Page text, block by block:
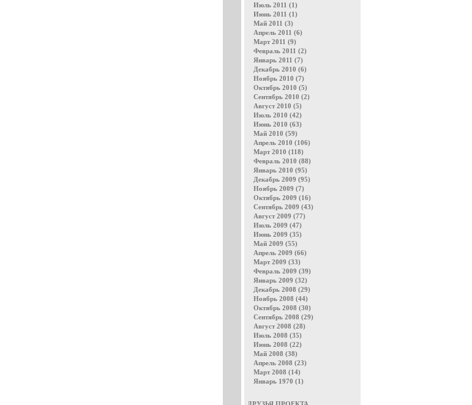
Июль 2011 (1)
Июнь 2011 (1)
Май 2011 (3)
Апрель 2011 (6)
Март 2011 (9)
Февраль 2011 (2)
Январь 2011 (7)
Декабрь 2010 (6)
Ноябрь 2010 (7)
Октябрь 2010 (5)
Сентябрь 2010 (2)
Август 2010 (5)
Июль 2010 (42)
Июнь 2010 (63)
Май 2010 (59)
Апрель 2010 (106)
Март 2010 (118)
Февраль 2010 (88)
Январь 2010 (95)
Декабрь 2009 (95)
Ноябрь 2009 (7)
Октябрь 2009 (16)
Сентябрь 2009 (43)
Август 2009 (77)
Июль 2009 (47)
Июнь 2009 (35)
Май 2009 (55)
Апрель 2009 (66)
Март 2009 (33)
Февраль 2009 (39)
Январь 2009 (32)
Декабрь 2008 (29)
Ноябрь 2008 (44)
Октябрь 2008 (30)
Сентябрь 2008 (29)
Август 2008 (28)
Июль 2008 (35)
Июнь 2008 (22)
Май 2008 (38)
Апрель 2008 (23)
Март 2008 (14)
Январь 1970 (1)